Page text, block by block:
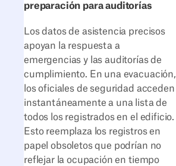
preparación para auditorías
Los datos de asistencia precisos
apoyan la respuesta a
emergencias y las auditorías de
cumplimiento. En una evacuación,
los oficiales de seguridad acceden
instantáneamente a una lista de
todos los registrados en el edificio.
Esto reemplaza los registros en
papel obsoletos que podrían no
reflejar la ocupación en tiempo